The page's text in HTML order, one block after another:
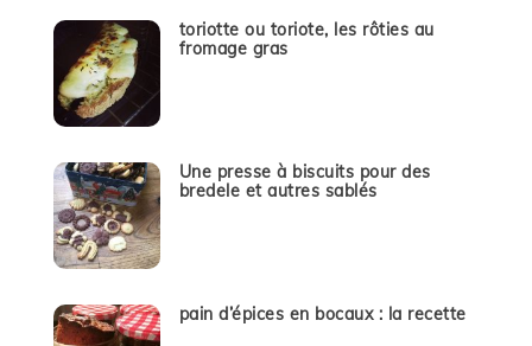
toriotte ou toriote, les rôties au
fromage gras
Une presse à biscuits pour des
bredele et autres sablés
pain d’épices en bocaux : la recette